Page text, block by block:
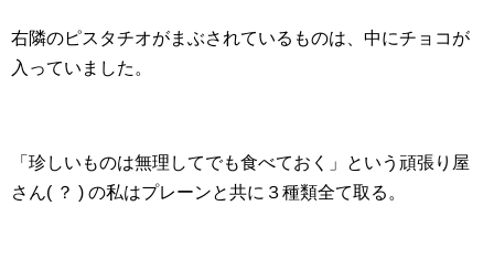
右隣のピスタチオがまぶされているものは、中にチョコが
入っていました。
「珍しいものは無理してでも食べておく」という頑張り屋
さん( ？ ) の私はプレーンと共に３種類全て取る。